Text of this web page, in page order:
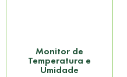
Monitor de
Temperatura e
Umidade